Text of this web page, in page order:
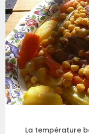
La température